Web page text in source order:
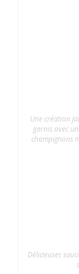
Une création
garnis avec
champignons
Délicieuses